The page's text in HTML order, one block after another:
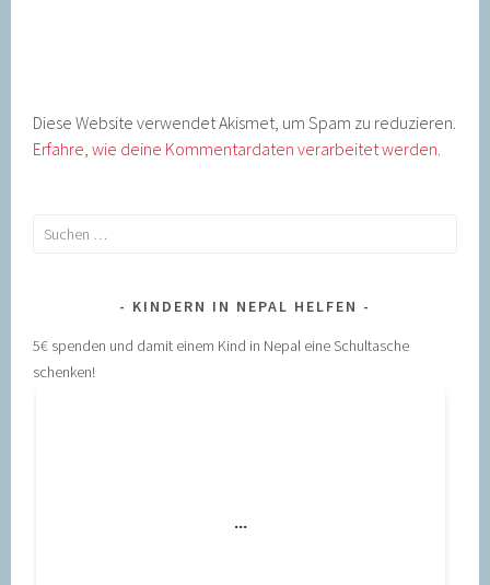
Diese Website verwendet Akismet, um Spam zu reduzieren.
Erfahre, wie deine Kommentardaten verarbeitet werden.
Suchen
KINDERN IN NEPAL HELFEN
5€ spenden und damit einem Kind in Nepal eine Schultasche
schenken!